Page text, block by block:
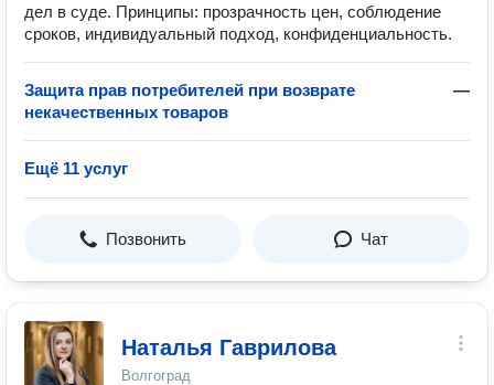
дел в суде. Принципы: прозрачность цен, соблюдение
сроков, индивидуальный подход, конфиденциальность.
Защита прав потребителей при возврате
некачественных товаров
—
Ещё 11 услуг
Позвонить Чат
Наталья Гаврилова
Волгоград